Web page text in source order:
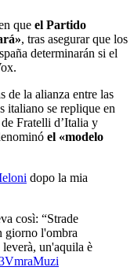
que el Partido
, tras asegurar que los
determinarán si el
de la alianza entre las
italiano se replique en
Fratelli d’Italia y
el «modelo
dopo la mia
così: “Strade
giorno l'ombra
un'aquila è